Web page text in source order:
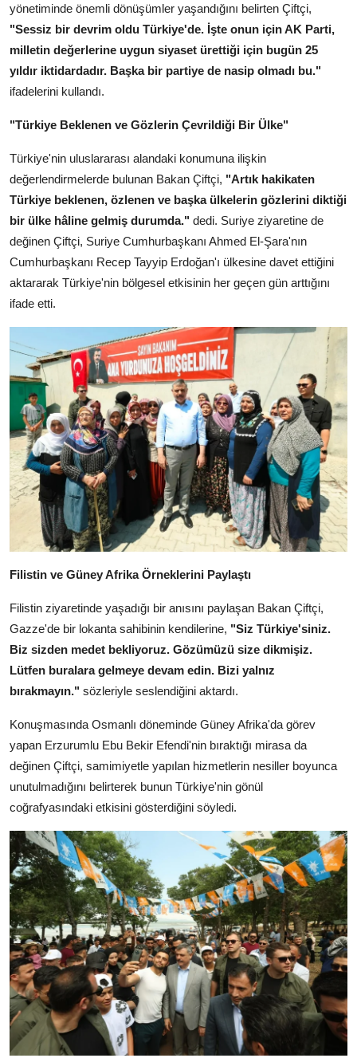
yönetiminde önemli dönüşümler yaşandığını belirten Çiftçi,
"Sessiz bir devrim oldu Türkiye'de. İşte onun için AK Parti,
milletin değerlerine uygun siyaset ürettiği için bugün 25
yıldır iktidardadır. Başka bir partiye de nasip olmadı bu."
ifadelerini kullandı.
"Türkiye Beklenen ve Gözlerin Çevrildiği Bir Ülke"
Türkiye'nin uluslararası alandaki konumuna ilişkin
değerlendirmelerde bulunan Bakan Çiftçi, "Artık hakikaten
Türkiye beklenen, özlenen ve başka ülkelerin gözlerini diktiği
bir ülke hâline gelmiş durumda." dedi. Suriye ziyaretine de
değinen Çiftçi, Suriye Cumhurbaşkanı Ahmed El-Şara'nın
Cumhurbaşkanı Recep Tayyip Erdoğan'ı ülkesine davet ettiğini
aktararak Türkiye'nin bölgesel etkisinin her geçen gün arttığını
ifade etti.
Filistin ve Güney Afrika Örneklerini Paylaştı
Filistin ziyaretinde yaşadığı bir anısını paylaşan Bakan Çiftçi,
Gazze'de bir lokanta sahibinin kendilerine, "Siz Türkiye'siniz.
Biz sizden medet bekliyoruz. Gözümüzü size dikmişiz.
Lütfen buralara gelmeye devam edin. Bizi yalnız
bırakmayın." sözleriyle seslendiğini aktardı.
Konuşmasında Osmanlı döneminde Güney Afrika'da görev
yapan Erzurumlu Ebu Bekir Efendi'nin bıraktığı mirasa da
değinen Çiftçi, samimiyetle yapılan hizmetlerin nesiller boyunca
unutulmadığını belirterek bunun Türkiye'nin gönül
coğrafyasındaki etkisini gösterdiğini söyledi.